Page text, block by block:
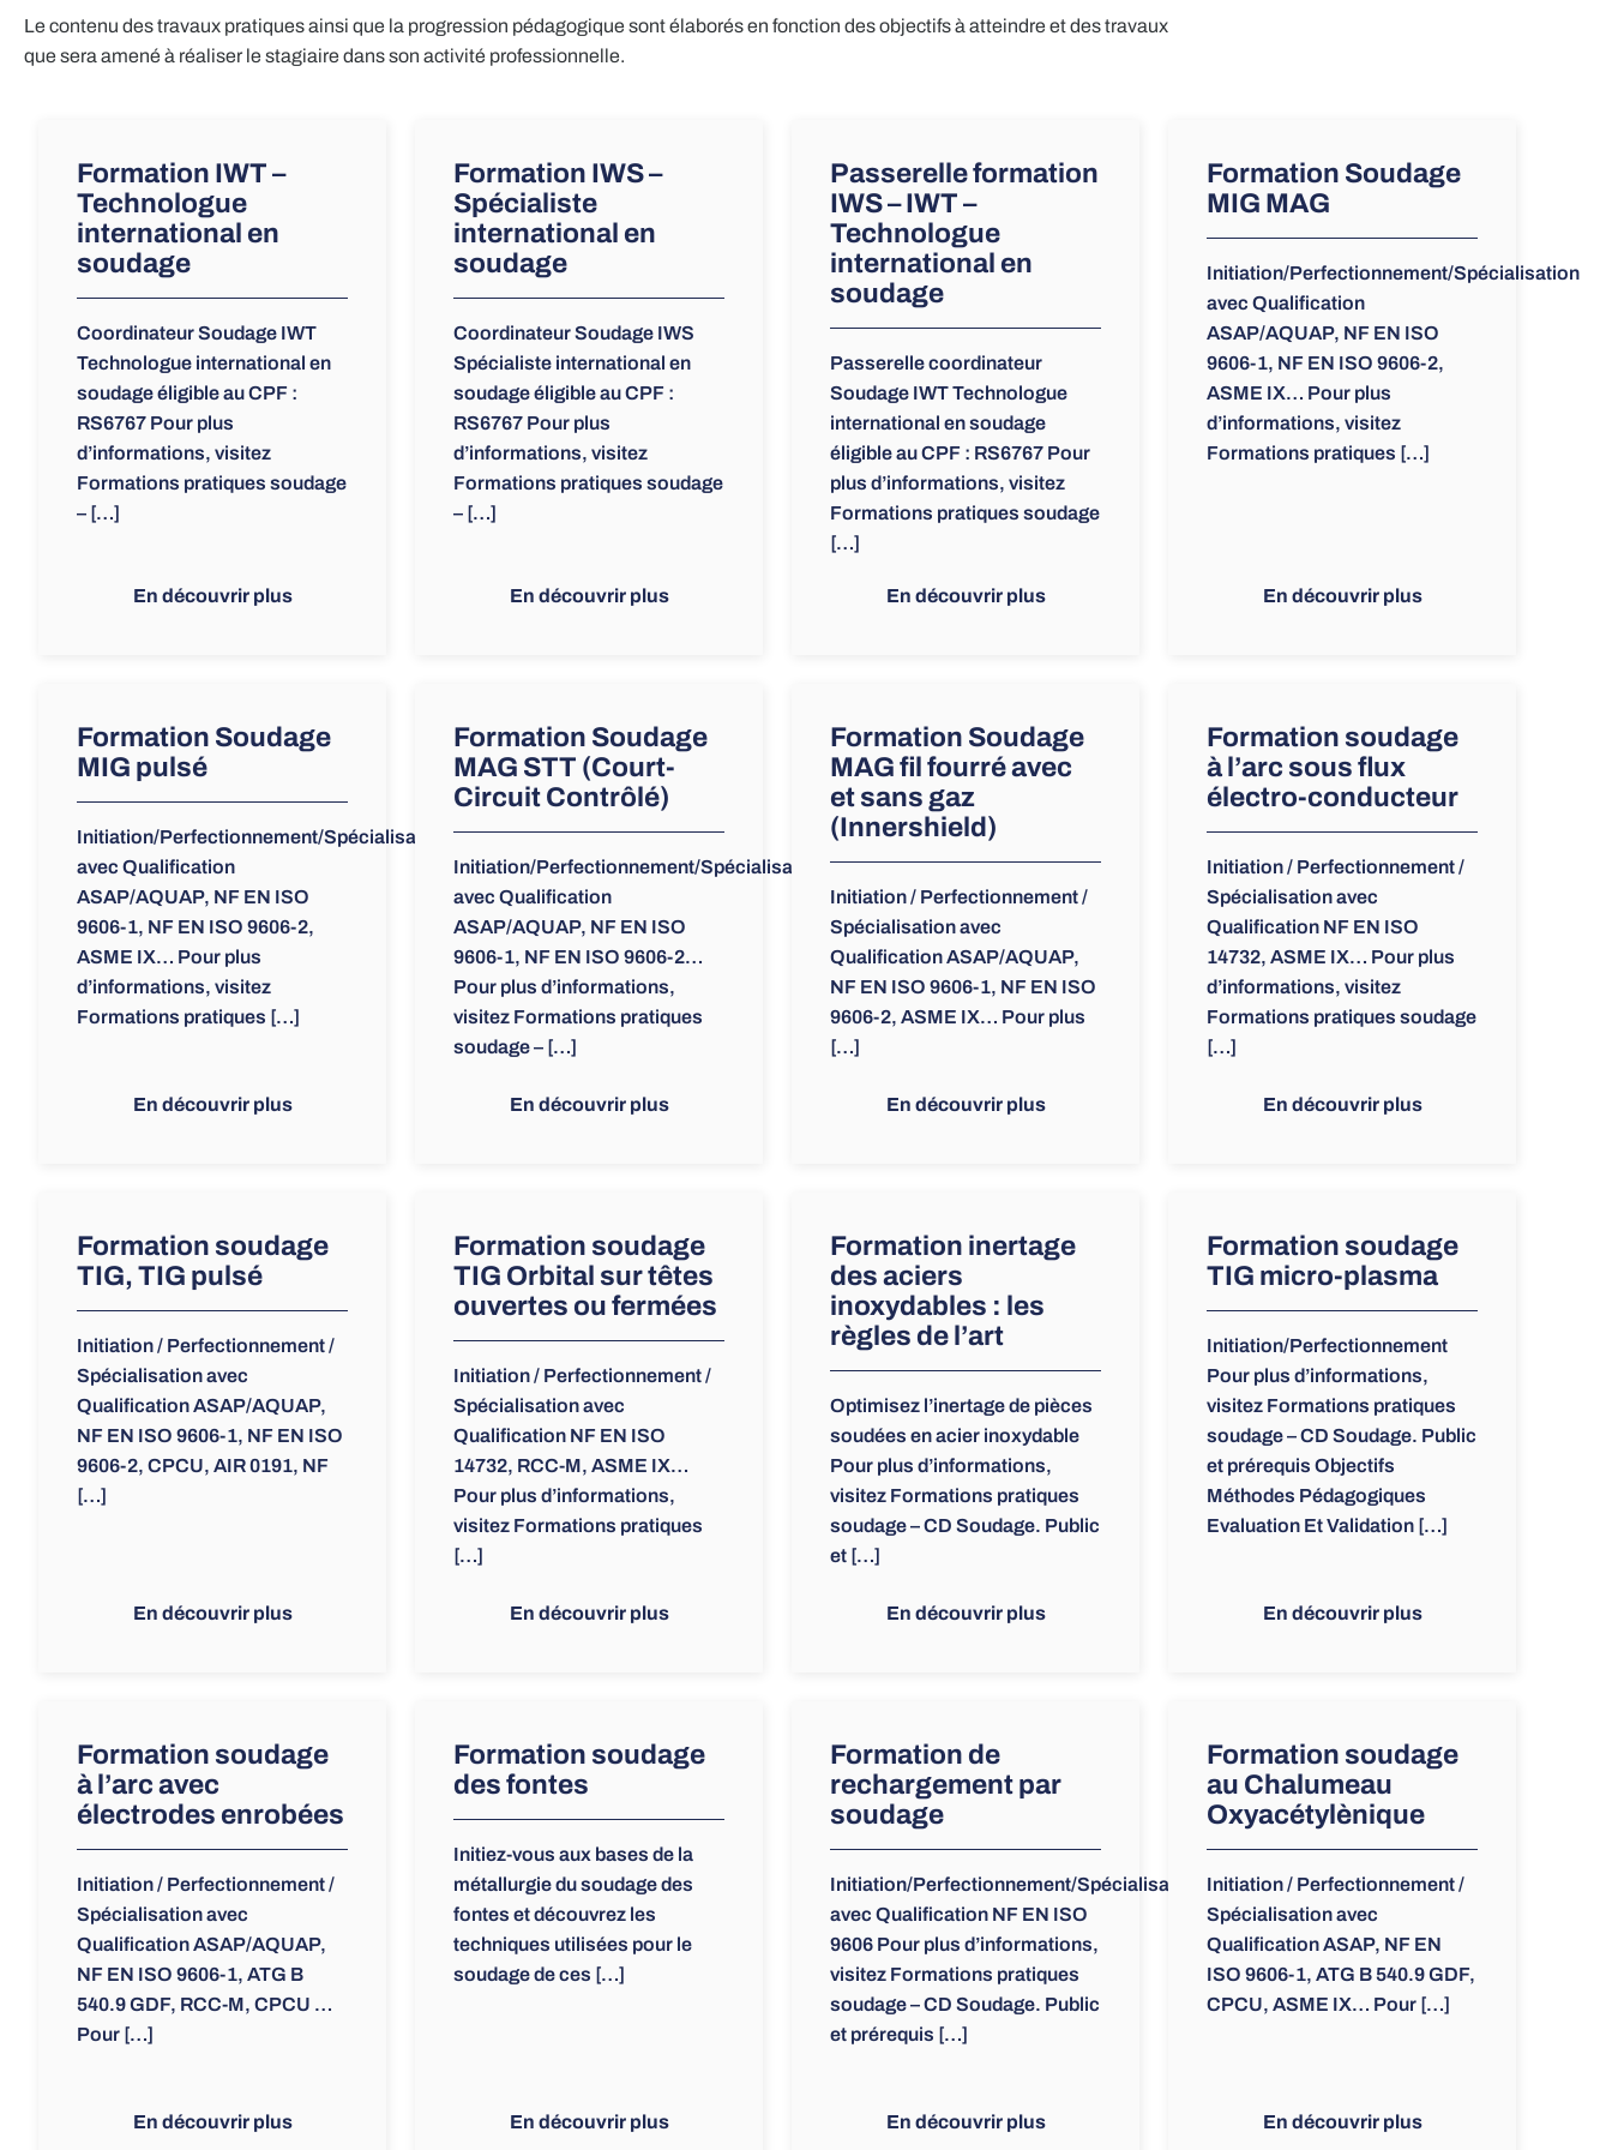
Le contenu des travaux pratiques ainsi que la progression pédagogique sont élaborés en fonction des objectifs à atteindre et des travaux
que sera amené à réaliser le stagiaire dans son activité professionnelle.
Formation IWT –
Technologue
international en
soudage
Coordinateur Soudage IWT
Technologue international en
soudage éligible au CPF :
RS6767 Pour plus
d’informations, visitez
Formations pratiques soudage
– […]
En découvrir plus
Formation IWS –
Spécialiste
international en
soudage
Coordinateur Soudage IWS
Spécialiste international en
soudage éligible au CPF :
RS6767 Pour plus
d’informations, visitez
Formations pratiques soudage
– […]
En découvrir plus
Passerelle formation
IWS – IWT –
Technologue
international en
soudage
Passerelle coordinateur
Soudage IWT Technologue
international en soudage
éligible au CPF : RS6767 Pour
plus d’informations, visitez
Formations pratiques soudage
[…]
En découvrir plus
Formation Soudage
MIG MAG
Initiation/Perfectionnement/Spécialisation
avec Qualification
ASAP/AQUAP, NF EN ISO
9606-1, NF EN ISO 9606-2,
ASME IX… Pour plus
d’informations, visitez
Formations pratiques […]
En découvrir plus
Formation Soudage
MIG pulsé
Initiation/Perfectionnement/Spécialisation
avec Qualification
ASAP/AQUAP, NF EN ISO
9606-1, NF EN ISO 9606-2,
ASME IX… Pour plus
d’informations, visitez
Formations pratiques […]
En découvrir plus
Formation Soudage
MAG STT (Court-
Circuit Contrôlé)
Initiation/Perfectionnement/Spécialisation
avec Qualification
ASAP/AQUAP, NF EN ISO
9606-1, NF EN ISO 9606-2…
Pour plus d’informations,
visitez Formations pratiques
soudage – […]
En découvrir plus
Formation Soudage
MAG fil fourré avec
et sans gaz
(Innershield)
Initiation / Perfectionnement /
Spécialisation avec
Qualification ASAP/AQUAP,
NF EN ISO 9606-1, NF EN ISO
9606-2, ASME IX… Pour plus
[…]
En découvrir plus
Formation soudage
à l’arc sous flux
électro-conducteur
Initiation / Perfectionnement /
Spécialisation avec
Qualification NF EN ISO
14732, ASME IX… Pour plus
d’informations, visitez
Formations pratiques soudage
[…]
En découvrir plus
Formation soudage
TIG, TIG pulsé
Initiation / Perfectionnement /
Spécialisation avec
Qualification ASAP/AQUAP,
NF EN ISO 9606-1, NF EN ISO
9606-2, CPCU, AIR 0191, NF
[…]
En découvrir plus
Formation soudage
TIG Orbital sur têtes
ouvertes ou fermées
Initiation / Perfectionnement /
Spécialisation avec
Qualification NF EN ISO
14732, RCC-M, ASME IX…
Pour plus d’informations,
visitez Formations pratiques
[…]
En découvrir plus
Formation inertage
des aciers
inoxydables : les
règles de l’art
Optimisez l’inertage de pièces
soudées en acier inoxydable
Pour plus d’informations,
visitez Formations pratiques
soudage – CD Soudage. Public
et […]
En découvrir plus
Formation soudage
TIG micro-plasma
Initiation/Perfectionnement
Pour plus d’informations,
visitez Formations pratiques
soudage – CD Soudage. Public
et prérequis Objectifs
Méthodes Pédagogiques
Evaluation Et Validation […]
En découvrir plus
Formation soudage
à l’arc avec
électrodes enrobées
Initiation / Perfectionnement /
Spécialisation avec
Qualification ASAP/AQUAP,
NF EN ISO 9606-1, ATG B
540.9 GDF, RCC-M, CPCU …
Pour […]
En découvrir plus
Formation soudage
des fontes
Initiez-vous aux bases de la
métallurgie du soudage des
fontes et découvrez les
techniques utilisées pour le
soudage de ces […]
En découvrir plus
Formation de
rechargement par
soudage
Initiation/Perfectionnement/Spécialisation
avec Qualification NF EN ISO
9606 Pour plus d’informations,
visitez Formations pratiques
soudage – CD Soudage. Public
et prérequis […]
En découvrir plus
Formation soudage
au Chalumeau
Oxyacétylènique
Initiation / Perfectionnement /
Spécialisation avec
Qualification ASAP, NF EN
ISO 9606-1, ATG B 540.9 GDF,
CPCU, ASME IX… Pour […]
En découvrir plus